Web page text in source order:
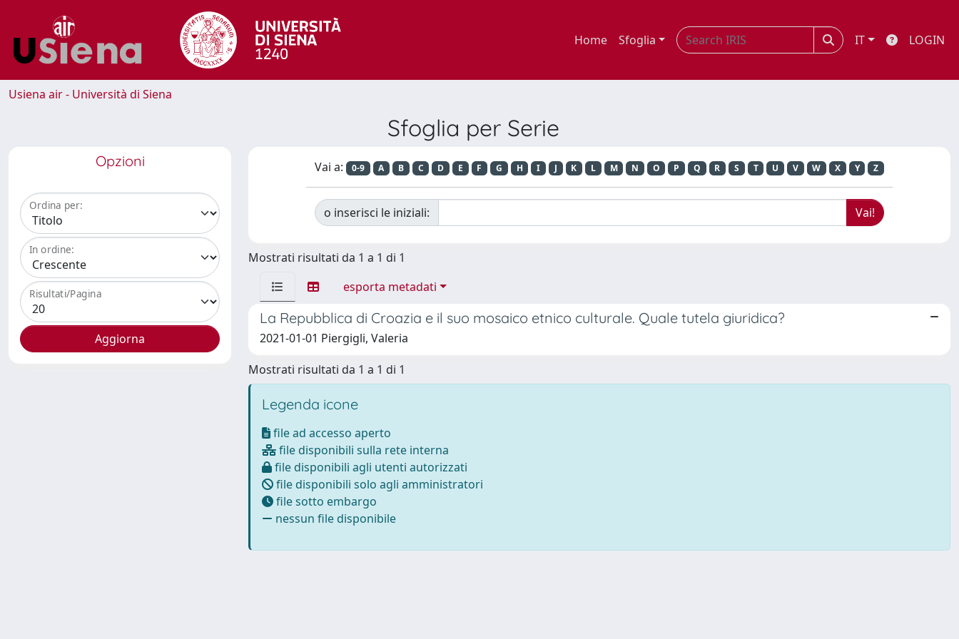
Home Sfoglia IT LOGIN
Usiena air - Università di Siena
Sfoglia per Serie
Opzioni
Ordina per:
In ordine:
Risultati/Pagina
Vai a: 0-9 A B C D E F G H I J K L M N O P Q R S T U V W X Y Z
o inserisci le iniziali:
Mostrati risultati da 1 a 1 di 1
esporta metadati
La Repubblica di Croazia e il suo mosaico etnico culturale. Quale tutela giuridica?
2021-01-01 Piergigli, Valeria
Mostrati risultati da 1 a 1 di 1
Legenda icone
file ad accesso aperto
file disponibili sulla rete interna
file disponibili agli utenti autorizzati
file disponibili solo agli amministratori
file sotto embargo
nessun file disponibile